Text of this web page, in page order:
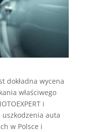
dokładna wycena
właściwego
i
uszkodzenia auta
w Polsce i